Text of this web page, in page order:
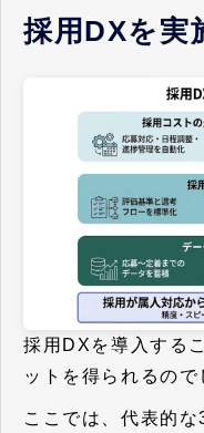
採用DXを実
採用DXを導入する
ットを得られるので
ここでは、代表的